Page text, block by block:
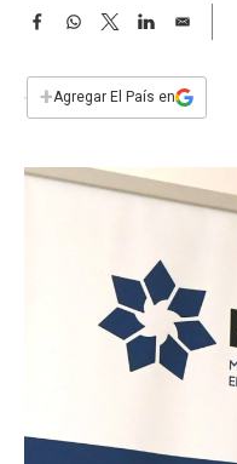
F
e
b
k
W
s
p
T
w
t
L
n
E
i
l
+Agregar El País en